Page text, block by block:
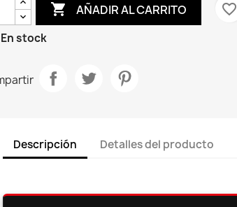
 AÑADIR AL CARRITO
favorite_border
En stock
Descripción Detalles del producto